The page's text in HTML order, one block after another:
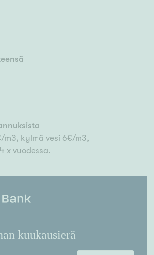
m3, kylmä vesi 6€/m3,
x vuodessa.